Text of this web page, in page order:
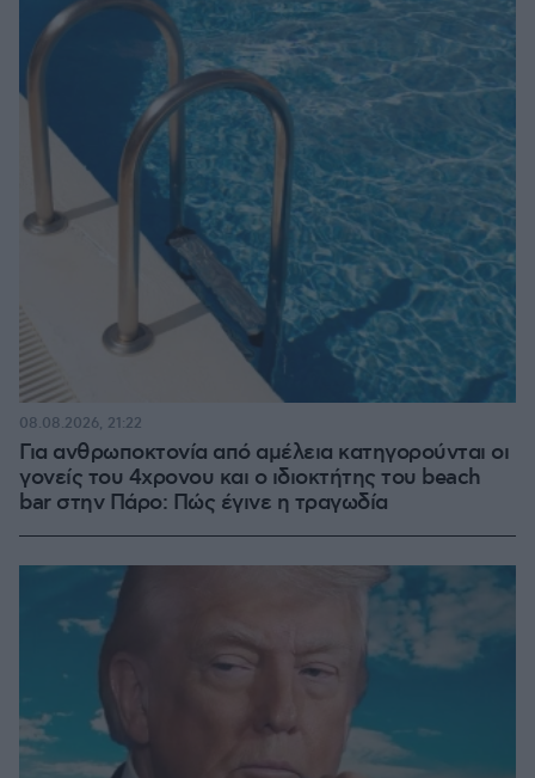
Για ανθρωποκτονία από αμέλεια κατηγορούνται οι
γονείς του 4χρονου και ο ιδιοκτήτης του beach
bar στην Πάρο: Πώς έγινε η τραγωδία
08.08.2026, 21:22